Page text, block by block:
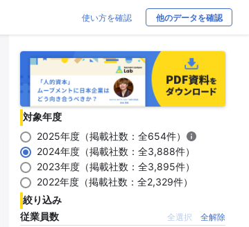
使い方を確認 他のデータを確認
対象年度
2025年度（掲載社数：全654件）
2024年度（掲載社数：全3,888件）
2023年度（掲載社数：全3,895件）
2022年度（掲載社数：全2,329件）
絞り込み
従業員数
全選択 全解除